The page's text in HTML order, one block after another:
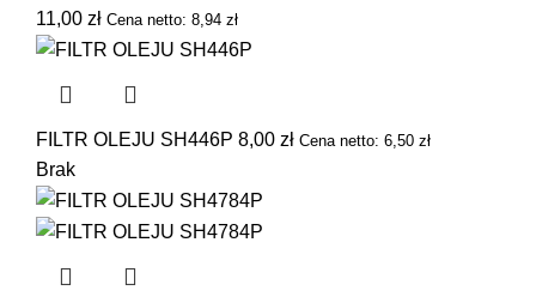
11,00 zł Cena netto: 8,94 zł
FILTR OLEJU SH446P 8,00 zł Cena netto: 6,50 zł
Brak